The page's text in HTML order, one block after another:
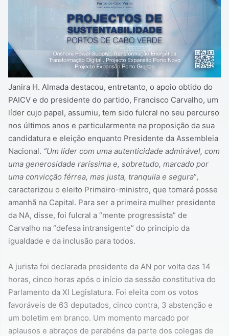
Janira H. Almada destacou, entretanto, o apoio obtido do
PAICV e do presidente do partido, Francisco Carvalho, um
líder cujo papel, assumiu, tem sido fulcral no seu percurso
nos últimos anos e particularmente na proposição da sua
candidatura e eleição enquanto Presidente da Assembleia
Nacional. “Um líder com uma autenticidade admirável, com
uma generosidade raríssima e, sobretudo, marcado por
uma convicção férrea, mas justa, tranquila e segura”,
caracterizou o eleito Primeiro-ministro, que tomará posse
amanhã na Capital. Para ser a primeira mulher presidente
da NA, disse, foi fulcral a “mente progressista” de
Carvalho na “defesa intransigente” do princípio da
igualdade e da inclusão para todos.
A jurista foi declarada presidente da AN por volta das 14
horas, cinco horas após o início da sessão constitutiva do
Parlamento da XI Legislatura. Foi eleita com os votos
favoráveis de 63 deputados, cinco contra, 3 abstenção e
um boletim em branco. Um momento marcado por
aplausos e abraços de parabéns da parte dos colegas de